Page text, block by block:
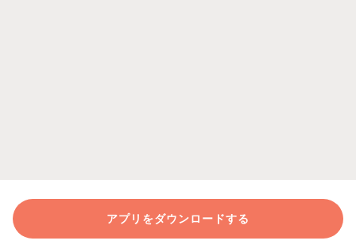
アプリをダウンロードする